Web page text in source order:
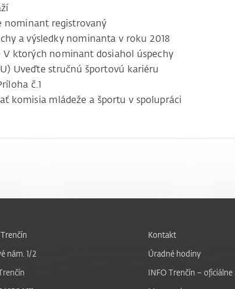
nominant registrovaný
a výsledky nominanta v roku 2018
V ktorých nominant dosiahol úspechy
Uveďte stručnú športovú kariéru
č.1
komisia mládeže a športu v spolupráci
nám. 1/2
Kontakt
Úradné hodiny
INFO Trenčín –